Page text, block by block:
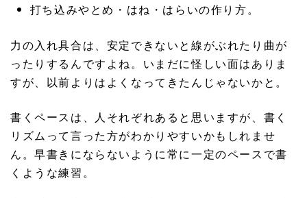
打ち込みやとめ・はね・はらいの作り方。
力の入れ具合は、安定できないと線がぶれたり曲が
ったりするんですよね。いまだに怪しい面はありま
すが、以前よりはよくなってきたんじゃないかと。
書くペースは、人それぞれあると思いますが、書く
リズムって言った方がわかりやすいかもしれませ
ん。早書きにならないように常に一定のペースで書
くような練習。